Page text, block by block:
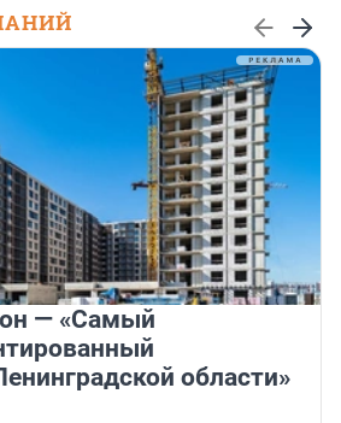
— «Самый
области»